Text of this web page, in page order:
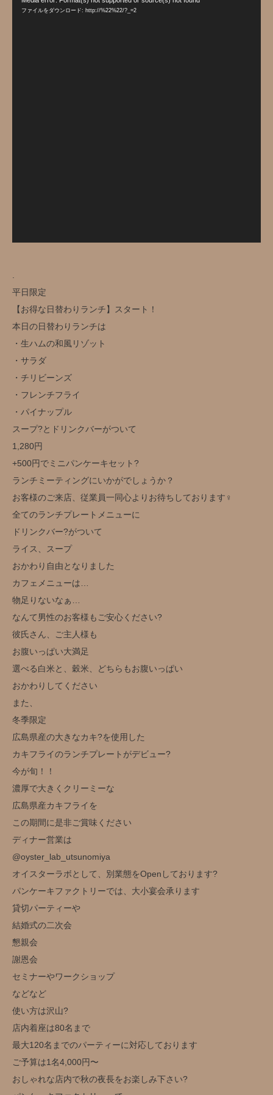
ファイルをダウンロード: http://%22%22/?_=2
平日限定️
【お得な日替わりランチ】スタート！
本日の日替わりランチは
・生ハムの和風リゾット
・サラダ
・チリビーンズ
・フレンチフライ
・パイナップル
スープ?とドリンクバー️がついて
1,280円️
+500円でミニパンケーキセット?
ランチミーティングにいかがでしょうか？
お客様のご来店、従業員一同心よりお待ちしております‍♀️
全てのランチプレートメニューに
ドリンクバー?がついて
ライス、スープ
おかわり自由となりました
カフェメニューは…
物足りないなぁ…
なんて男性のお客様もご安心ください?
彼氏さん、ご主人様も
お腹いっぱい大満足
選べる白米と、穀米、どちらもお腹いっぱい
おかわりしてください
また、
冬季限定️
広島県産の大きなカキ?を使用した
カキフライのランチプレートがデビュー?️
今が旬！！
濃厚で大きくクリーミーな
広島県産カキフライを
この期間に是非ご賞味ください
ディナー営業は
@oyster_lab_utsunomiya
オイスターラボとして、別業態をOpenしております?
パンケーキファクトリーでは、大小宴会承ります
貸切パーティーや
結婚式の二次会
懇親会
謝恩会
セミナーやワークショップ
などなど
使い方は沢山?️
店内着座は80名まで
最大120名までのパーティーに対応しております
ご予算は1名4,000円〜
おしゃれな店内で秋の夜長をお楽しみ下さい?